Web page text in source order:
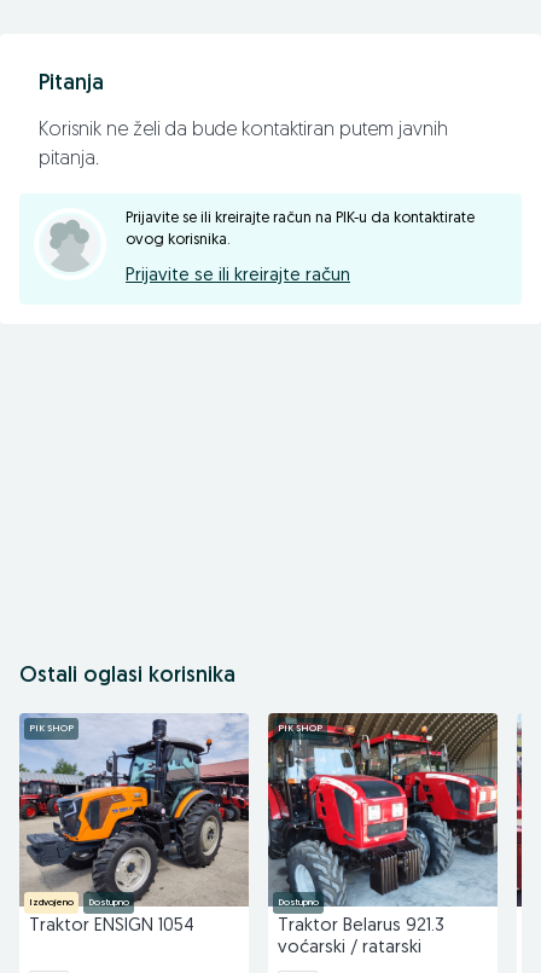
Pitanja
Korisnik ne želi da bude kontaktiran putem javnih
pitanja.
Prijavite se ili kreirajte račun na PIK-u da kontaktirate
ovog korisnika.
Prijavite se ili kreirajte račun
Ostali oglasi korisnika
PIK SHOP
Izdvojeno Dostupno
Traktor ENSIGN 1054
PIK SHOP
Dostupno
Traktor Belarus 921.3
voćarski / ratarski